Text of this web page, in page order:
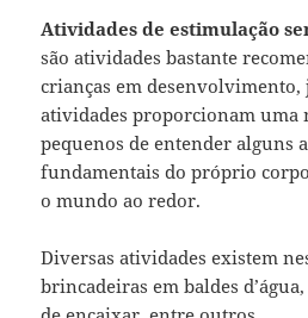
Atividades de estimulação
são atividades bastante
crianças em desenvolvimento,
atividades proporcionam uma
pequenos de entender alguns
fundamentais do próprio
o mundo ao redor.
Diversas atividades existem
brincadeiras em baldes